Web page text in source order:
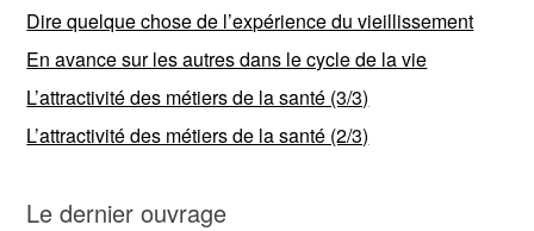
Dire quelque chose de l’expérience du vieillissement
En avance sur les autres dans le cycle de la vie
L’attractivité des métiers de la santé (3/3)
L’attractivité des métiers de la santé (2/3)
Le dernier ouvrage